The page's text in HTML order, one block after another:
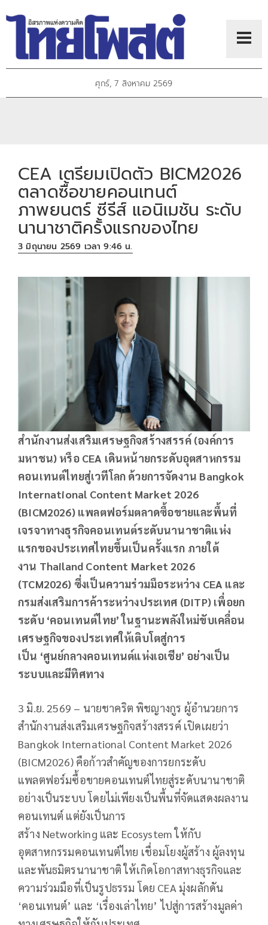
ศุกร์, 7 สิงหาคม 2569
CEA เตรียมเปิดตัว BICM2026
ตลาดซื้อขายคอนเทนต์
ภาพยนตร์ ซีรีส์ แอนิเมชัน ระดับ
นานาชาติครั้งแรกของไทย
3 มิถุนายน 2569 เวลา 9:46 น.
สำนักงานส่งเสริมเศรษฐกิจสร้างสรรค์ (องค์การ
มหาชน) หรือ CEA เดินหน้ายกระดับอุตสาหกรรม
คอนเทนต์ไทยสู่เวทีโลก ด้วยการจัดงาน Bangkok
International Content Market 2026
(BICM2026) แพลตฟอร์มตลาดซื้อขายและพื้นที่
เจรจาทางธุรกิจคอนเทนต์ระดับนานาชาติแห่ง
แรกของประเทศไทยขึ้นเป็นครั้งแรก ภายใต้
งาน Thailand Content Market 2026
(TCM2026) ซึ่งเป็นความร่วมมือระหว่าง CEA และ
กรมส่งเสริมการค้าระหว่างประเทศ (DITP) เพื่อยก
ระดับ ‘คอนเทนต์ไทย’ ในฐานะพลังใหม่ขับเคลื่อน
เศรษฐกิจของประเทศให้เติบโตสู่การ
เป็น ‘ศูนย์กลางคอนเทนต์แห่งเอเชีย’ อย่างเป็น
ระบบและมีทิศทาง
3 มิ.ย. 2569 – นายชาคริต พิชญางกูร ผู้อำนวยการ
สำนักงานส่งเสริมเศรษฐกิจสร้างสรรค์ เปิดเผยว่า
Bangkok International Content Market 2026
(BICM2026) คือก้าวสำคัญของการยกระดับ
แพลตฟอร์มซื้อขายคอนเทนต์ไทยสู่ระดับนานาชาติ
อย่างเป็นระบบ โดยไม่เพียงเป็นพื้นที่จัดแสดงผลงาน
คอนเทนต์ แต่ยังเป็นการ
สร้าง Networking และ Ecosystem ให้กับ
อุตสาหกรรมคอนเทนต์ไทย เชื่อมโยงผู้สร้าง ผู้ลงทุน
และพันธมิตรนานาชาติ ให้เกิดโอกาสทางธุรกิจและ
ความร่วมมือที่เป็นรูปธรรม โดย CEA มุ่งผลักดัน
‘คอนเทนต์’ และ ‘เรื่องเล่าไทย’ ไปสู่การสร้างมูลค่า